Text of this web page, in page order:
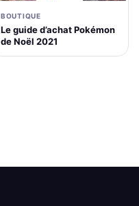
BOUTIQUE
Le guide d’achat Pokémon
de Noël 2021